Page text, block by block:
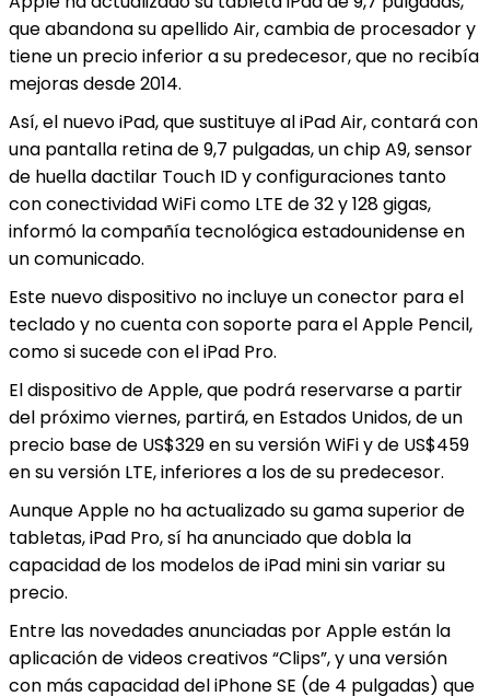
que abandona su apellido Air, cambia de procesador y
tiene un precio inferior a su predecesor, que no recibía
mejoras desde 2014.
Así, el nuevo iPad, que sustituye al iPad Air, contará con
una pantalla retina de 9,7 pulgadas, un chip A9, sensor
de huella dactilar Touch ID y configuraciones tanto
con conectividad WiFi como LTE de 32 y 128 gigas,
informó la compañía tecnológica estadounidense en
un comunicado.
Este nuevo dispositivo no incluye un conector para el
teclado y no cuenta con soporte para el Apple Pencil,
como si sucede con el iPad Pro.
El dispositivo de Apple, que podrá reservarse a partir
del próximo viernes, partirá, en Estados Unidos, de un
precio base de US$329 en su versión WiFi y de US$459
en su versión LTE, inferiores a los de su predecesor.
Aunque Apple no ha actualizado su gama superior de
tabletas, iPad Pro, sí ha anunciado que dobla la
capacidad de los modelos de iPad mini sin variar su
precio.
Entre las novedades anunciadas por Apple están la
aplicación de videos creativos “Clips”, y una versión
con más capacidad del iPhone SE (de 4 pulgadas) que